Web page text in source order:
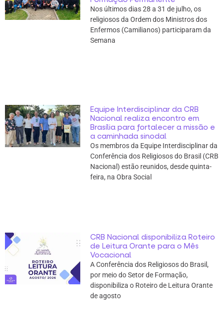
Nos últimos dias 28 a 31 de julho, os
religiosos da Ordem dos Ministros dos
Enfermos (Camilianos) participaram da
Semana
Equipe Interdisciplinar da CRB
Nacional realiza encontro em
Brasília para fortalecer a missão e
a caminhada sinodal
Os membros da Equipe Interdisciplinar da
Conferência dos Religiosos do Brasil (CRB
Nacional) estão reunidos, desde quinta-
feira, na Obra Social
CRB Nacional disponibiliza Roteiro
de Leitura Orante para o Mês
Vocacional
A Conferência dos Religiosos do Brasil,
por meio do Setor de Formação,
disponibiliza o Roteiro de Leitura Orante
de agosto